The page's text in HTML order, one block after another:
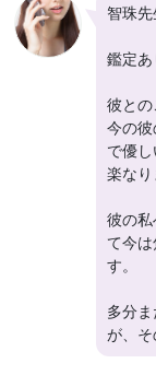
智珠先
鑑定あ
彼と
今の
で優
楽な
彼の
て今
す。
多分
が、そ